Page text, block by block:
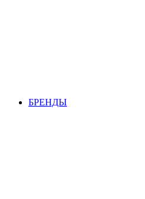
БРЕНДЫ